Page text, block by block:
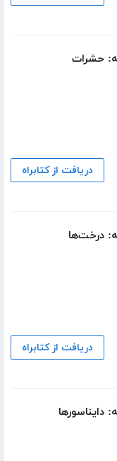
حشرات
دریافت از کتابراه
درخت‌ها
دریافت از کتابراه
دایناسورها